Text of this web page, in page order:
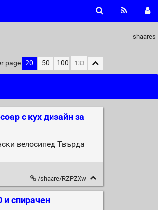
shaares
page 20 50 100
с кух дизайн за
велосипед Твърда
/shaare/RZPZXw
и спирачен